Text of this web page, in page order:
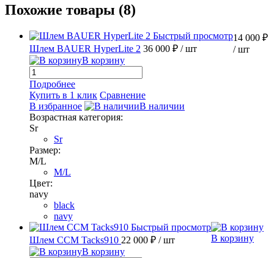
Похожие товары (8)
Быстрый просмотр
Шлем BAUER HyperLite 2 36 000 ₽ / шт
В корзину
Подробнее
Купить в 1 клик Сравнение
В избранное
В наличии
Возрастная категория:
Sr
Sr
Размер:
M/L
M/L
Цвет:
navy
black
navy
Быстрый просмотр
Шлем CCM Tacks910 22 000 ₽ / шт
В корзину
14 000 ₽
/ шт
В корзину